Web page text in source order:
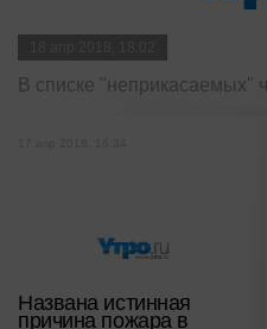
В списке "неприкасаемых"
Названа истинная
причина пожара в